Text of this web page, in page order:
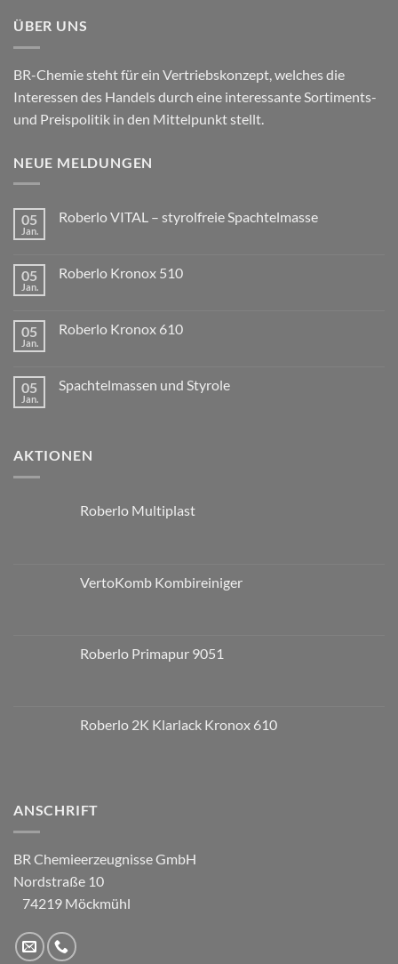
ÜBER UNS
BR-Chemie steht für ein Vertriebskonzept, welches die
Interessen des Handels durch eine interessante Sortiments-
und Preispolitik in den Mittelpunkt stellt.
NEUE MELDUNGEN
05
Jan.
Roberlo VITAL – styrolfreie Spachtelmasse
05
Jan.
Roberlo Kronox 510
05
Jan.
Roberlo Kronox 610
05
Jan.
Spachtelmassen und Styrole
AKTIONEN
Roberlo Multiplast
VertoKomb Kombireiniger
Roberlo Primapur 9051
Roberlo 2K Klarlack Kronox 610
ANSCHRIFT
BR Chemieerzeugnisse GmbH
Nordstraße 10
74219 Möckmühl